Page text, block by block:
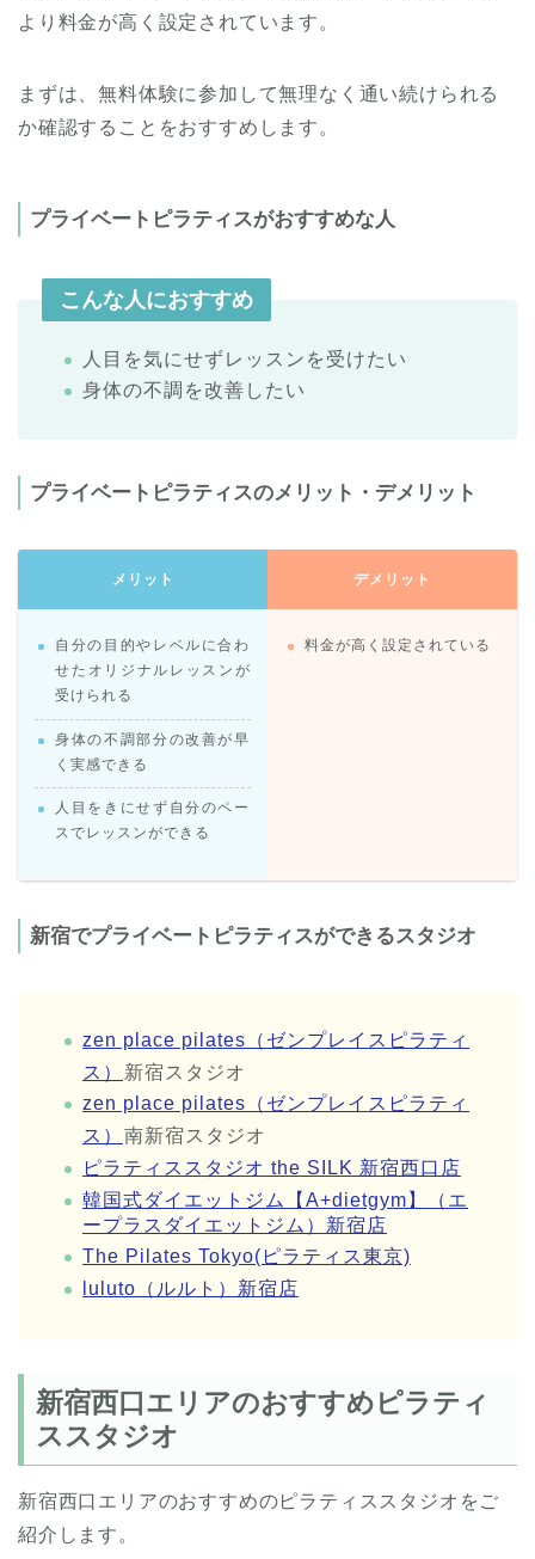
より料金が高く設定されています。
まずは、無料体験に参加して無理なく通い続けられる
か確認することをおすすめします。
プライベートピラティスがおすすめな人
こんな人におすすめ
人目を気にせずレッスンを受けたい
身体の不調を改善したい
プライベートピラティスのメリット・デメリット
メリット
自分の目的やレベルに合わ
せたオリジナルレッスンが
受けられる
身体の不調部分の改善が早
く実感できる
人目をきにせず自分のペー
スでレッスンができる
デメリット
料金が高く設定されている
新宿でプライベートピラティスができるスタジオ
zen place pilates（ゼンプレイスピラティ
ス）
新宿スタジオ
zen place pilates（ゼンプレイスピラティ
ス） 南新宿スタジオ
ピラティススタジオ the SILK 新宿西口店
韓国式ダイエットジム【A+dietgym】（エ
ープラスダイエットジム）新宿店
The Pilates Tokyo(ピラティス東京)
luluto（ルルト）新宿店
新宿西口エリアのおすすめピラティ
ススタジオ
新宿西口エリアのおすすめのピラティススタジオをご
紹介します。